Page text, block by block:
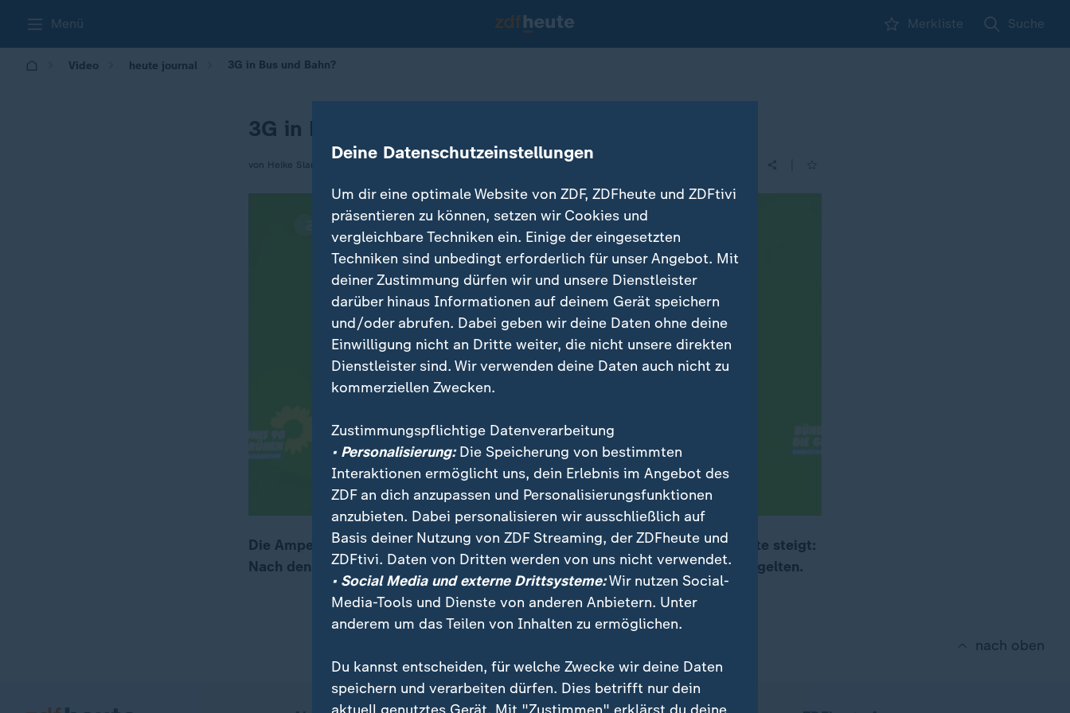
Menü Merkliste Suche
Video heute journal 3G in Bus und Bahn?
3G in Bus und Bahn?
von Heike Slansky
00:16
Die Ampel-Parteien verschärfen ihre Corona-Pläne, der Druck auf Ungeimpfte steigt:
Nach den Plänen soll etwa in Bussen und Bahnen künftig auch die 3G-Regel gelten.
nach oben
Deine Datenschutzeinstellungen
Um dir eine optimale Website von ZDF, ZDFheute und ZDFtivi
präsentieren zu können, setzen wir Cookies und
vergleichbare Techniken ein. Einige der eingesetzten
Techniken sind unbedingt erforderlich für unser Angebot. Mit
deiner Zustimmung dürfen wir und unsere Dienstleister
darüber hinaus Informationen auf deinem Gerät speichern
und/oder abrufen. Dabei geben wir deine Daten ohne deine
Einwilligung nicht an Dritte weiter, die nicht unsere direkten
Dienstleister sind. Wir verwenden deine Daten auch nicht zu
kommerziellen Zwecken.
Zustimmungspflichtige Datenverarbeitung
• Personalisierung:Die Speicherung von bestimmten
Interaktionen ermöglicht uns, dein Erlebnis im Angebot des
ZDF an dich anzupassen und Personalisierungsfunktionen
anzubieten. Dabei personalisieren wir ausschließlich auf
Basis deiner Nutzung von ZDF Streaming, der ZDFheute und
ZDFtivi. Daten von Dritten werden von uns nicht verwendet.
• Social Media und externe Drittsysteme:Wir nutzen Social-
Media-Tools und Dienste von anderen Anbietern. Unter
anderem um das Teilen von Inhalten zu ermöglichen.
Du kannst entscheiden, für welche Zwecke wir deine Daten
speichern und verarbeiten dürfen. Dies betrifft nur dein